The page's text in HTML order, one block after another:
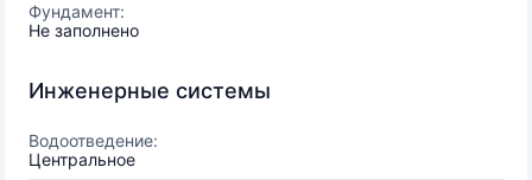
Фундамент:
Не заполнено
Инженерные системы
Водоотведение:
Центральное